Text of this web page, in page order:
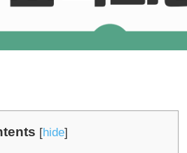
[hide]